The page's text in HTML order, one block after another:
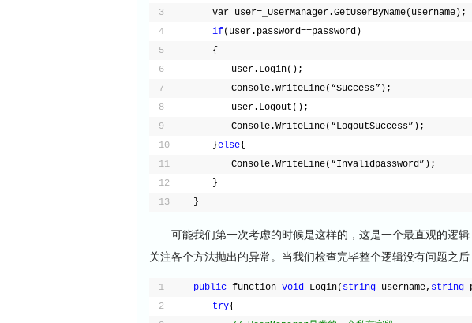
3
4
5
6
7
8
9
10
11
12
13
var user=_UserManager.GetUserByName(username);
if(user.password==password)
{
user.Login();
Console.WriteLine(“Success”);
user.Logout();
Console.WriteLine(“LogoutSuccess”);
}else{
Console.WriteLine(“Invalidpassword”);
}
}
可能我们第一次考虑的时候是这样的，这是一个最直观的逻辑
关注各个方法抛出的异常。当我们检查完毕整个逻辑没有问题之后
1
2
public function void Login( string username, string
try{